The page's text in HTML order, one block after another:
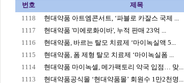
번호 제목
1118
현대약품 아트엠콘서트, ‘파블로 카잘스 국제 ...
1117
현대약품 '미에로화이바', 누적 판매 23억 ...
1116
현대약품, 바르는 탈모 치료제 ‘마이녹실액 5...
1115
현대약품, 폼 제형 탈모 치료제 ‘마이녹실폼 ...
1114
현대약품 마이녹셀, 메가팩토리 약국 입점… 맞...
1113
현대약품공식몰 ‘현대약품몰’ 회원수 1만2천명...